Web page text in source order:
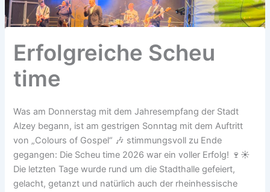
Erfolgreiche Scheu
time
Was am Donnerstag mit dem Jahresempfang der Stadt
Alzey begann, ist am gestrigen Sonntag mit dem Auftritt
von „Colours of Gospel“ 🎶 stimmungsvoll zu Ende
gegangen: Die Scheu time 2026 war ein voller Erfolg! 🍷☀️
Die letzten Tage wurde rund um die Stadthalle gefeiert,
gelacht, getanzt und natürlich auch der rheinhessische